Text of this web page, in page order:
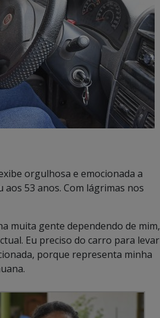
orgulhosa e emocionada a
53 anos. Com lágrimas nos
muita gente dependendo de mim,
Eu preciso do carro para levar
porque representa minha